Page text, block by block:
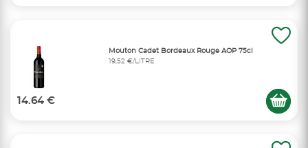
Mouton Cadet Bordeaux Rouge AOP 75cl
19,52 €/LITRE
14.64 €